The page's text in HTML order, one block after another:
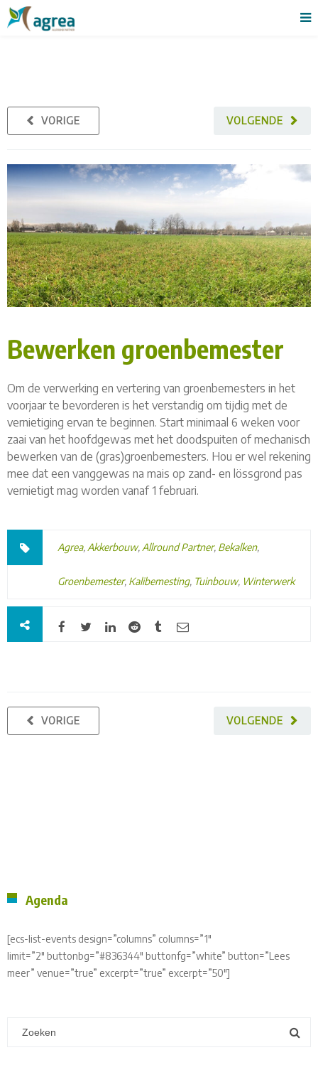
VOLGENDE
VORIGE
Bewerken groenbemester
Om de verwerking en vertering van groenbemesters in het
voorjaar te bevorderen is het verstandig om tijdig met de
vernietiging ervan te beginnen. Start minimaal 6 weken voor
zaai van het hoofdgewas met het doodspuiten of mechanisch
bewerken van de (gras)groenbemesters. Hou er wel rekening
mee dat een vanggewas na mais op zand- en lössgrond pas
vernietigt mag worden vanaf 1 februari.
Agrea, Akkerbouw, Allround Partner, Bekalken,
Groenbemester, Kalibemesting, Tuinbouw, Winterwerk
VOLGENDE
VORIGE
Agenda
[ecs-list-events design=”columns” columns=”1″
limit=”2″ buttonbg=”#836344″ buttonfg=”white” button=”Lees
meer” venue=”true” excerpt=”true” excerpt=”50″]